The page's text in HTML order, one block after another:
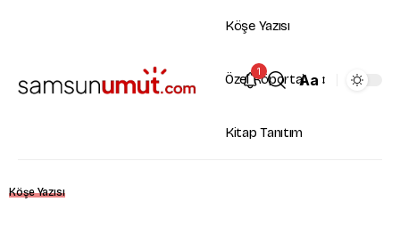
Köşe Yazısı
Özel Röportaj
Kitap Tanıtım
1 Aa
Köşe Yazısı